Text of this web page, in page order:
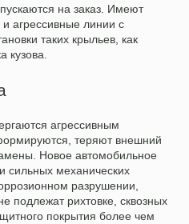
на заказ. Имеют
агрессивные линии с
таких крыльев, как
кузова.
агрессивным
теряют внешний
Новое автомобильное
сильных механических
разрушении,
подлежат рихтовке, сквозных
покрытия более чем